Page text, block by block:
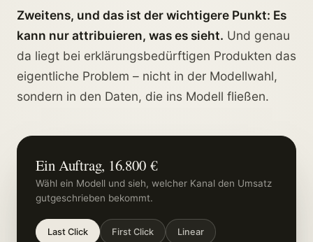
Zweitens, und das ist der wichtigere Punkt: Es
kann nur attribuieren, was es sieht. Und genau
da liegt bei erklärungsbedürftigen Produkten das
eigentliche Problem – nicht in der Modellwahl,
sondern in den Daten, die ins Modell fließen.
Ein Auftrag, 16.800 €
Wähl ein Modell und sieh, welcher Kanal den Umsatz
gutgeschrieben bekommt.
Last Click First Click Linear